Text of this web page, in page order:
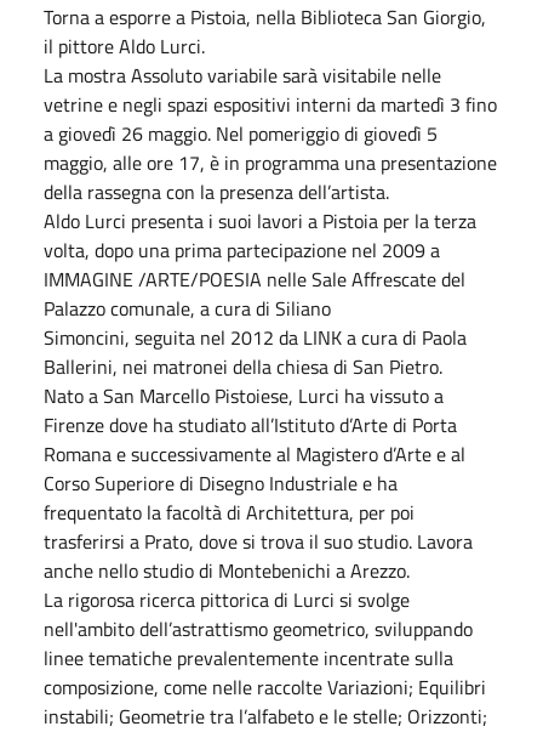
Torna a esporre a Pistoia, nella Biblioteca San Giorgio,
il pittore Aldo Lurci.
La mostra Assoluto variabile sarà visitabile nelle
vetrine e negli spazi espositivi interni da martedì 3 fino
a giovedì 26 maggio. Nel pomeriggio di giovedì 5
maggio, alle ore 17, è in programma una presentazione
della rassegna con la presenza dell’artista.
Aldo Lurci presenta i suoi lavori a Pistoia per la terza
volta, dopo una prima partecipazione nel 2009 a
IMMAGINE /ARTE/POESIA nelle Sale Affrescate del
Palazzo comunale, a cura di Siliano
Simoncini, seguita nel 2012 da LINK a cura di Paola
Ballerini, nei matronei della chiesa di San Pietro.
Nato a San Marcello Pistoiese, Lurci ha vissuto a
Firenze dove ha studiato all’Istituto d’Arte di Porta
Romana e successivamente al Magistero d’Arte e al
Corso Superiore di Disegno Industriale e ha
frequentato la facoltà di Architettura, per poi
trasferirsi a Prato, dove si trova il suo studio. Lavora
anche nello studio di Montebenichi a Arezzo.
La rigorosa ricerca pittorica di Lurci si svolge
nell'ambito dell’astrattismo geometrico, sviluppando
linee tematiche prevalentemente incentrate sulla
composizione, come nelle raccolte Variazioni; Equilibri
instabili; Geometrie tra l’alfabeto e le stelle; Orizzonti;